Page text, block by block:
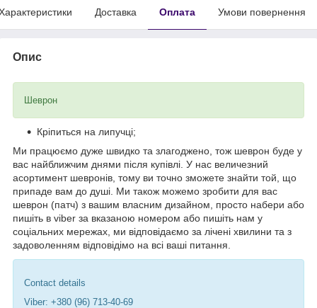
Доставка Оплата Умови повернення
Опис
Шеврон
Кріпиться на липучці;
Ми працюємо дуже швидко та злагоджено, тож шеврон буде у
вас найближчим днями після купівлі. У нас величезний
асортимент шевронів, тому ви точно зможете знайти той, що
припаде вам до душі. Ми також можемо зробити для вас
шеврон (патч) з вашим власним дизайном, просто набери або
пишіть в viber за вказаною номером або пишіть нам у
соціальних мережах, ми відповідаємо за лічені хвилини та з
задоволенням відповідімо на всі ваші питання.
Contact details
Viber: +380 (96) 713-40-69